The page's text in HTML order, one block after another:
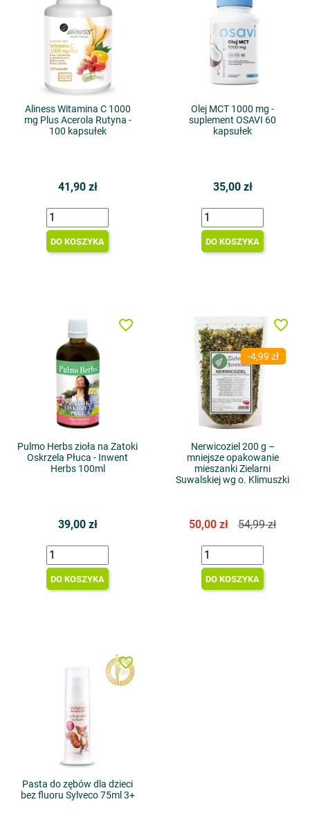
Aliness Witamina C 1000
mg Plus Acerola Rutyna -
100 kapsułek
41,90 zł
DO KOSZYKA
Olej MCT 1000 mg -
suplement OSAVI 60
kapsułek
35,00 zł
DO KOSZYKA
Pulmo Herbs zioła na Zatoki
Oskrzela Płuca - Inwent
Herbs 100ml
39,00 zł
DO KOSZYKA
favorite_border
-4,99 zł
Nerwicoziel 200 g –
mniejsze opakowanie
mieszanki Zielarni
Suwalskiej wg o. Klimuszki
50,00 zł 54,99 zł
DO KOSZYKA
favorite_border
Pasta do zębów dla dzieci
bez fluoru Sylveco 75ml 3+
favorite_border